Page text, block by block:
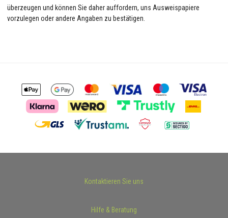
überzeugen und können Sie daher auffordern, uns Ausweispapiere
vorzulegen oder andere Angaben zu bestätigen.
Kontaktieren Sie uns
Hilfe & Beratung